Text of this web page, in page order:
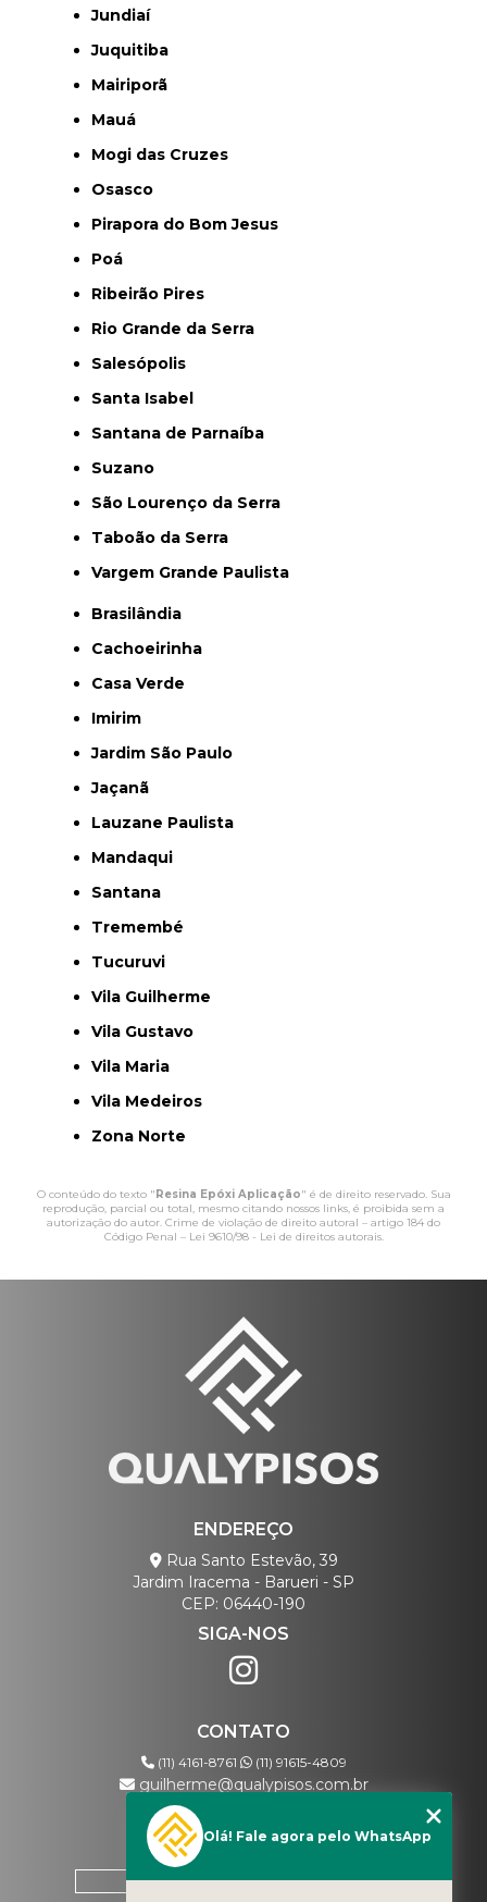
Jundiaí
Juquitiba
Mairiporã
Mauá
Mogi das Cruzes
Osasco
Pirapora do Bom Jesus
Poá
Ribeirão Pires
Rio Grande da Serra
Salesópolis
Santa Isabel
Santana de Parnaíba
Suzano
São Lourenço da Serra
Taboão da Serra
Vargem Grande Paulista
Brasilândia
Cachoeirinha
Casa Verde
Imirim
Jardim São Paulo
Jaçanã
Lauzane Paulista
Mandaqui
Santana
Tremembé
Tucuruvi
Vila Guilherme
Vila Gustavo
Vila Maria
Vila Medeiros
Zona Norte
O conteúdo do texto "Resina Epóxi Aplicação" é de direito reservado. Sua
reprodução, parcial ou total, mesmo citando nossos links, é proibida sem a
autorização do autor. Crime de violação de direito autoral – artigo 184 do
Código Penal – Lei 9610/98 - Lei de direitos autorais.
ENDEREÇO
Rua Santo Estevão, 39
Jardim Iracema - Barueri - SP
CEP: 06440-190
SIGA-NOS
CONTATO
(11) 4161-8761 (11) 91615-4809
guilherme@qualypisos.com.br
HOME
Olá! Fale agora pelo WhatsApp